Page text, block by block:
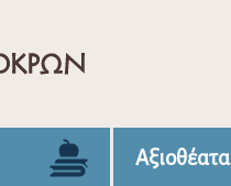
Αξιοθέατα